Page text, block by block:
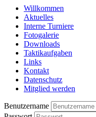
Willkommen
Aktuelles
Interne Turniere
Fotogalerie
Downloads
Taktikaufgaben
Links
Kontakt
Datenschutz
Mitglied werden
Benutzername